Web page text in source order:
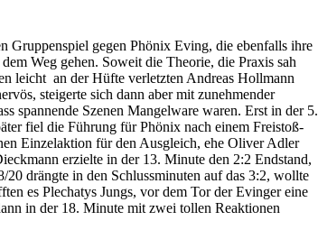
Gruppenspiel gegen Phönix Eving, die ebenfalls ihre
Weg gehen. Soweit die Theorie, die Praxis sah
leicht an der Hüfte verletzten Andreas Hollmann
steigerte sich dann aber mit zunehmender
spannende Szenen Mangelware waren. Erst in der 5.
fiel die Führung für Phönix nach einem Freistoß-
Einzelaktion für den Ausgleich, ehe Oliver Adler
erzielte in der 13. Minute den 2:2 Endstand,
20 drängte in den Schlussminuten auf das 3:2, wollte
es Plechatys Jungs, vor dem Tor der Evinger eine
in der 18. Minute mit zwei tollen Reaktionen